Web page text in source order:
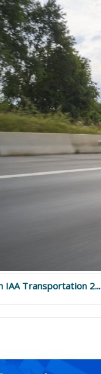
IAA Transportation 2...